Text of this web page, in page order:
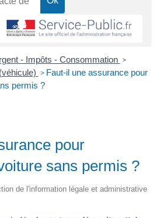
- Impôts - Consommation >
> Faut-il une assurance pour
permis ?
pour
sans permis ?
de l'information légale et administrative